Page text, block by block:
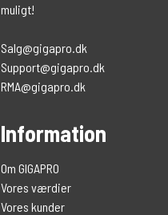
muligt!
Salg@gigapro.dk
Support@gigapro.dk
RMA@gigapro.dk
Information
Om GIGAPRO
Vores værdier
Vores kunder